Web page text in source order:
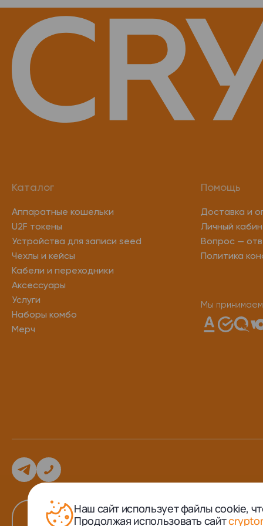
Каталог
Аппаратные кошельки
U2F токены
Устройства для записи seed
Чехлы и кейсы
Кабели и переходники
Аксессуары
Услуги
Наборы комбо
Мерч
Помощь
Доставка и
Личный
Вопрос —
Политика
Мы
Наш сайт использует файлы cookie,
Продолжая использовать сайт